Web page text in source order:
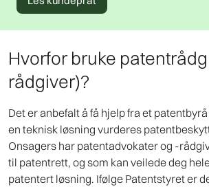
Hvorfor bruke
rådgiver)?
Det er anbefalt å få hjelp fra et
en teknisk løsning vurderes
Onsagers har patentadvokater og -
til patentrett, og som kan veilede deg
patentert løsning. Ifølge Patentstyret er